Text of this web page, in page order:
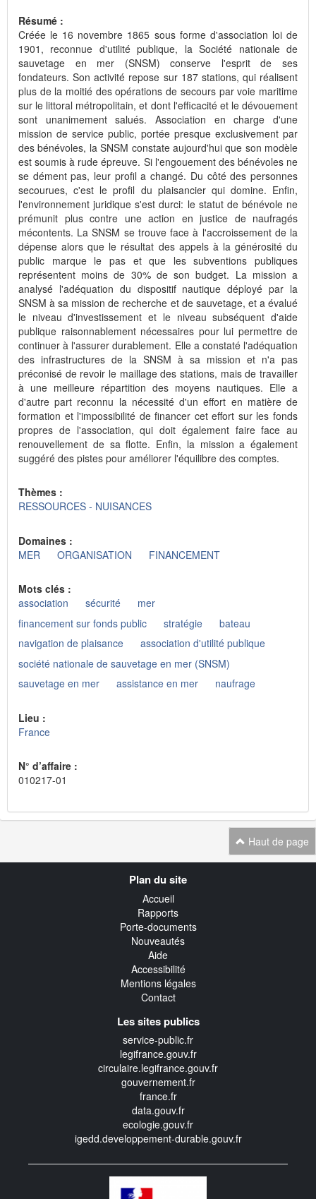
Résumé :
Créée le 16 novembre 1865 sous forme d'association loi de
1901, reconnue d'utilité publique, la Société nationale de
sauvetage en mer (SNSM) conserve l'esprit de ses
fondateurs. Son activité repose sur 187 stations, qui réalisent
plus de la moitié des opérations de secours par voie maritime
sur le littoral métropolitain, et dont l'efficacité et le dévouement
sont unanimement salués. Association en charge d'une
mission de service public, portée presque exclusivement par
des bénévoles, la SNSM constate aujourd'hui que son modèle
est soumis à rude épreuve. Si l'engouement des bénévoles ne
se dément pas, leur profil a changé. Du côté des personnes
secourues, c'est le profil du plaisancier qui domine. Enfin,
l'environnement juridique s'est durci: le statut de bénévole ne
prémunit plus contre une action en justice de naufragés
mécontents. La SNSM se trouve face à l'accroissement de la
dépense alors que le résultat des appels à la générosité du
public marque le pas et que les subventions publiques
représentent moins de 30% de son budget. La mission a
analysé l'adéquation du dispositif nautique déployé par la
SNSM à sa mission de recherche et de sauvetage, et a évalué
le niveau d'investissement et le niveau subséquent d'aide
publique raisonnablement nécessaires pour lui permettre de
continuer à l'assurer durablement. Elle a constaté l'adéquation
des infrastructures de la SNSM à sa mission et n'a pas
préconisé de revoir le maillage des stations, mais de travailler
à une meilleure répartition des moyens nautiques. Elle a
d'autre part reconnu la nécessité d'un effort en matière de
formation et l'impossibilité de financer cet effort sur les fonds
propres de l'association, qui doit également faire face au
renouvellement de sa flotte. Enfin, la mission a également
suggéré des pistes pour améliorer l'équilibre des comptes.
Thèmes :
RESSOURCES - NUISANCES
Domaines :
MER
ORGANISATION FINANCEMENT
Mots clés :
association
sécurité
mer
financement sur fonds public
stratégie
bateau
navigation de plaisance
association d'utilité publique
société nationale de sauvetage en mer (SNSM)
sauvetage en mer
assistance en mer naufrage
Lieu :
France
N° d’affaire :
010217-01
Haut de page
Plan du site
Accueil
Rapports
Porte-documents
Nouveautés
Aide
Accessibilité
Mentions légales
Contact
Les sites publics
service-public.fr
legifrance.gouv.fr
circulaire.legifrance.gouv.fr
gouvernement.fr
france.fr
data.gouv.fr
ecologie.gouv.fr
igedd.developpement-durable.gouv.fr